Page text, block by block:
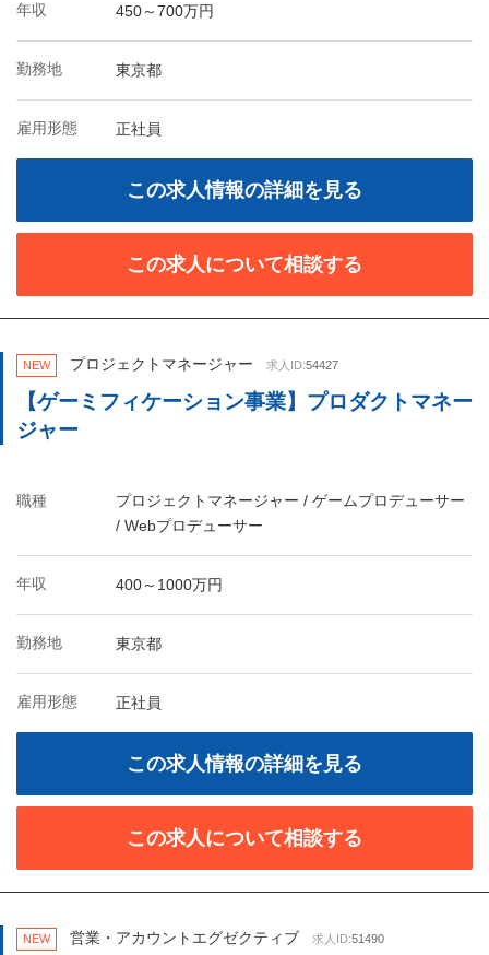
年収 450～700万円
勤務地 東京都
雇用形態 正社員
この求人情報の詳細を見る
この求人について相談する
NEW プロジェクトマネージャー 求人ID:54427
【ゲーミフィケーション事業】プロダクトマネー
ジャー
職種
プロジェクトマネージャー / ゲームプロデューサー
/ Webプロデューサー
年収 400～1000万円
勤務地 東京都
雇用形態 正社員
この求人情報の詳細を見る
この求人について相談する
NEW 営業・アカウントエグゼクティブ 求人ID:51490